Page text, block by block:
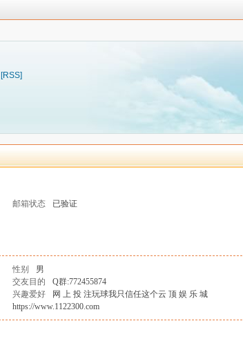
[RSS]
邮箱状态
已验证
性别
男
交友目的
Q群:772455874
兴趣爱好
网 上 投 注玩球我只信任这个云 顶 娱 乐 城
https://www.1122300.com